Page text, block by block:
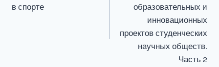
в спорте
образовательных и
инновационных
проектов студенческих
научных обществ.
Часть 2